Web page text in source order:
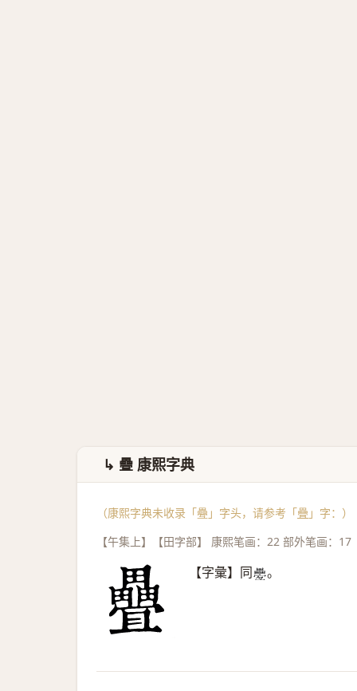
↳ 疊 康熙字典
（康熙字典未收录「疉」字头，请参考「疊 」字：）
【午集上】【田字部】 康熙笔画：22 部外笔画：17
【字彙】同𤴁 。